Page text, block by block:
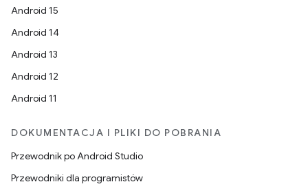
Android 15
Android 14
Android 13
Android 12
Android 11
DOKUMENTACJA I PLIKI DO POBRANIA
Przewodnik po Android Studio
Przewodniki dla programistów